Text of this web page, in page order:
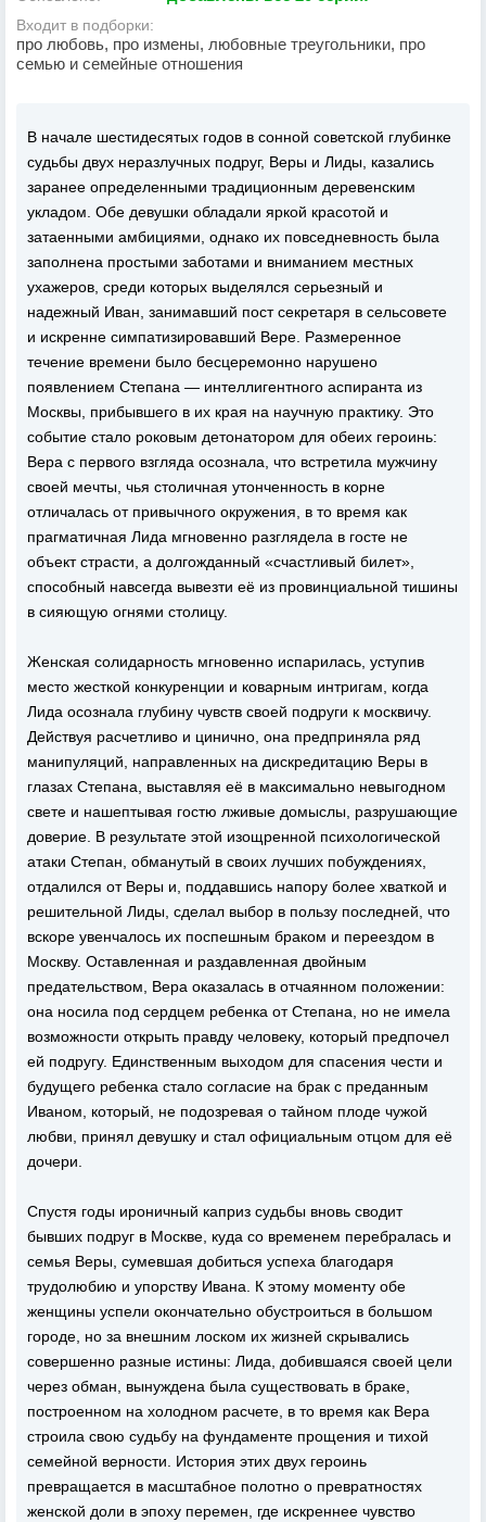
Входит в подборки:
про любовь, про измены, любовные треугольники, про
семью и семейные отношения
В начале шестидесятых годов в сонной советской глубинке
судьбы двух неразлучных подруг, Веры и Лиды, казались
заранее определенными традиционным деревенским
укладом. Обе девушки обладали яркой красотой и
затаенными амбициями, однако их повседневность была
заполнена простыми заботами и вниманием местных
ухажеров, среди которых выделялся серьезный и
надежный Иван, занимавший пост секретаря в сельсовете
и искренне симпатизировавший Вере. Размеренное
течение времени было бесцеремонно нарушено
появлением Степана — интеллигентного аспиранта из
Москвы, прибывшего в их края на научную практику. Это
событие стало роковым детонатором для обеих героинь:
Вера с первого взгляда осознала, что встретила мужчину
своей мечты, чья столичная утонченность в корне
отличалась от привычного окружения, в то время как
прагматичная Лида мгновенно разглядела в госте не
объект страсти, а долгожданный «счастливый билет»,
способный навсегда вывезти её из провинциальной тишины
в сияющую огнями столицу.
Женская солидарность мгновенно испарилась, уступив
место жесткой конкуренции и коварным интригам, когда
Лида осознала глубину чувств своей подруги к москвичу.
Действуя расчетливо и цинично, она предприняла ряд
манипуляций, направленных на дискредитацию Веры в
глазах Степана, выставляя её в максимально невыгодном
свете и нашептывая гостю лживые домыслы, разрушающие
доверие. В результате этой изощренной психологической
атаки Степан, обманутый в своих лучших побуждениях,
отдалился от Веры и, поддавшись напору более хваткой и
решительной Лиды, сделал выбор в пользу последней, что
вскоре увенчалось их поспешным браком и переездом в
Москву. Оставленная и раздавленная двойным
предательством, Вера оказалась в отчаянном положении:
она носила под сердцем ребенка от Степана, но не имела
возможности открыть правду человеку, который предпочел
ей подругу. Единственным выходом для спасения чести и
будущего ребенка стало согласие на брак с преданным
Иваном, который, не подозревая о тайном плоде чужой
любви, принял девушку и стал официальным отцом для её
дочери.
Спустя годы ироничный каприз судьбы вновь сводит
бывших подруг в Москве, куда со временем перебралась и
семья Веры, сумевшая добиться успеха благодаря
трудолюбию и упорству Ивана. К этому моменту обе
женщины успели окончательно обустроиться в большом
городе, но за внешним лоском их жизней скрывались
совершенно разные истины: Лида, добившаяся своей цели
через обман, вынуждена была существовать в браке,
построенном на холодном расчете, в то время как Вера
строила свою судьбу на фундаменте прощения и тихой
семейной верности. История этих двух героинь
превращается в масштабное полотно о превратностях
женской доли в эпоху перемен, где искреннее чувство